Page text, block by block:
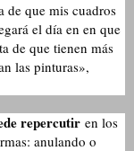
de que mis cuadros
el día en en que
de que tienen más
las pinturas»,
repercutir en los
anulando o